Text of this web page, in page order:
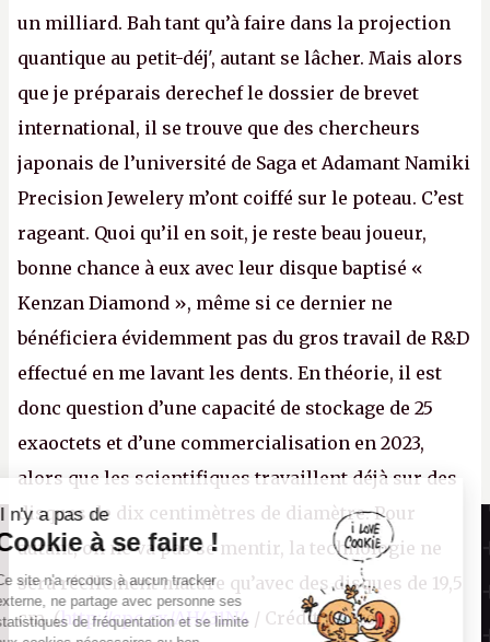
un milliard. Bah tant qu’à faire dans la projection
quantique au petit-déj', autant se lâcher. Mais alors
que je préparais derechef le dossier de brevet
international, il se trouve que des chercheurs
japonais de l’université de Saga et Adamant Namiki
Precision Jewelery m’ont coiffé sur le poteau. C’est
rageant. Quoi qu’il en soit, je reste beau joueur,
bonne chance à eux avec leur disque baptisé «
Kenzan Diamond », même si ce dernier ne
bénéficiera évidemment pas du gros travail de R&D
effectué en me lavant les dents. En théorie, il est
donc question d’une capacité de stockage de 25
exaoctets et d’une commercialisation en 2023,
alors que les scientifiques travaillent déjà sur des
disques de dix centimètres de diamètre. Pour
autant, on ne va pas se mentir, la technologie ne
sera réellement mature qu’avec des disques de 19,5
cm. (http://cpc.cx/AH431N4 / Crédit photo :
Canard PC
Kiosque numérique
Boutique
Il n'y a pas de
Cookie à se faire !
Ce site n'a recours à aucun tracker
externe, ne partage avec personne ses
statistiques de fréquentation et se limite